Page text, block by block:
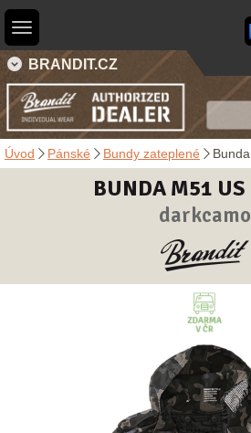
BRANDIT.CZ
Úvod Pánské Bundy zateplené
BUNDA M51 US
darkcamo